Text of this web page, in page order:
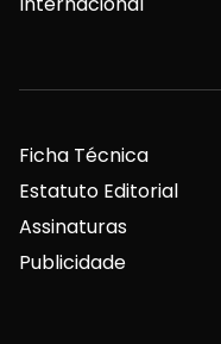
Ficha Técnica
Estatuto Editorial
Assinaturas
Publicidade